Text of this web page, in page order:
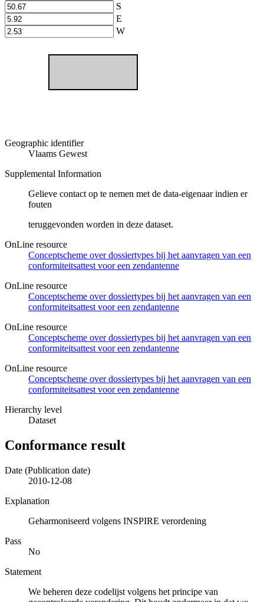
S
E
W
Geographic identifier
Vlaams Gewest
Supplemental Information
Gelieve contact op te nemen met de data-eigenaar indien er
fouten
teruggevonden worden in deze dataset.
OnLine resource
Conceptscheme over dossiertypes bij het aanvragen van een
conformiteitsattest voor een zendantenne
OnLine resource
Conceptscheme over dossiertypes bij het aanvragen van een
conformiteitsattest voor een zendantenne
OnLine resource
Conceptscheme over dossiertypes bij het aanvragen van een
conformiteitsattest voor een zendantenne
OnLine resource
Conceptscheme over dossiertypes bij het aanvragen van een
conformiteitsattest voor een zendantenne
Hierarchy level
Dataset
Conformance result
Date (Publication date)
2010-12-08
Explanation
Geharmoniseerd volgens INSPIRE verordening
Pass
No
Statement
We beheren deze codelijst volgens het principe van